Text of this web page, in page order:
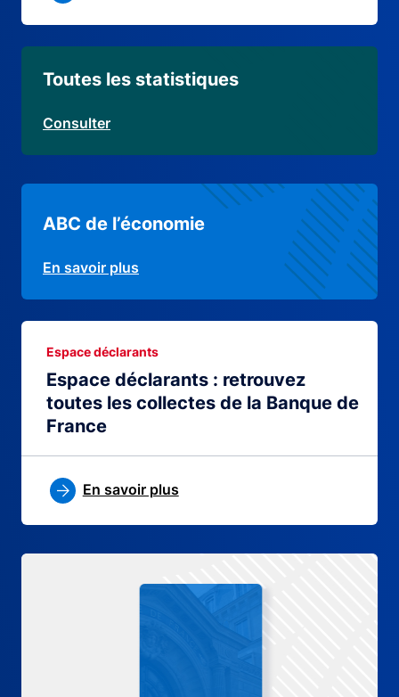
Toutes les statistiques
Consulter
ABC de l’économie
En savoir plus
Espace déclarants : retrouvez
toutes les collectes de la Banque de
France
Espace déclarants
En savoir plus